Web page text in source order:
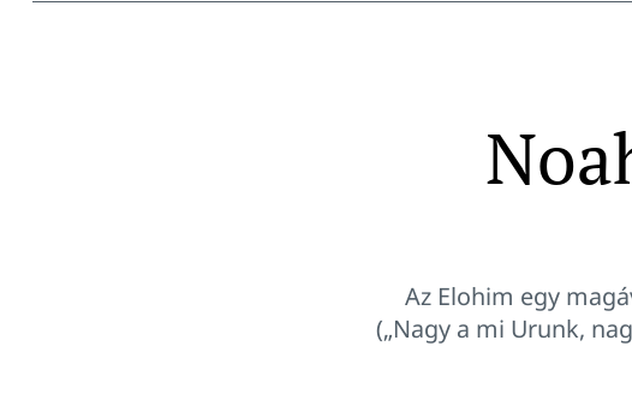
Az Elohim egy
(„Nagy a mi Urunk,